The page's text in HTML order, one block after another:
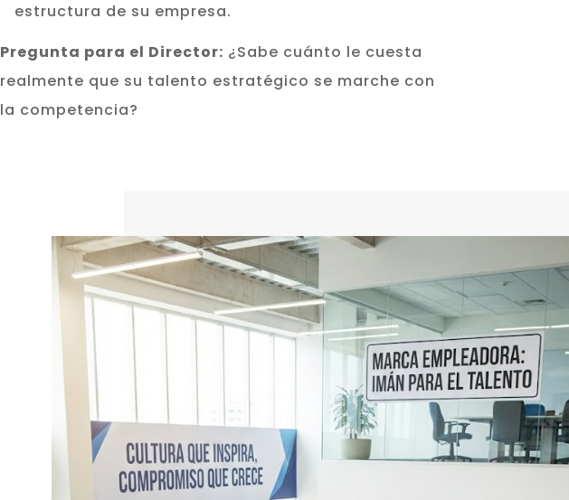
estructura de su empresa.
Pregunta para el Director: ¿Sabe cuánto le cuesta
realmente que su talento estratégico se marche con
la competencia?